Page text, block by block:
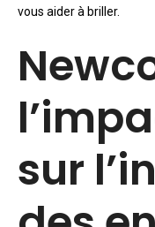
vous aider à briller.
sur